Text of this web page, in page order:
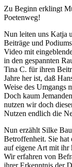
Zu Beginn erklingt
Poetenweg!
Nun leiten uns Katja
Beiträge und
Video mit
in den gespannten
Tina C. für ihren
Jahre her ist, daß
Weise des Umgangs
Doch kaum
nutzen wir doch
Nutzen endlich die
Nun erzählt Silke
Betroffenheit. Sie hat
auf eigene Art mit ihr
Wir erfahren von
ihrer Erkenntnis der